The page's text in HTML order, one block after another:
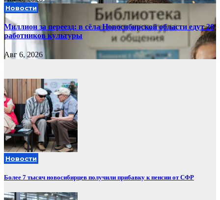
Новости
Миллион за переезд: в сёла Новосибирской области едут 20
работников культуры
Авг 6, 2026
Новости
Более 7 тысяч новосибирцев получили прибавку к пенсии от СФР